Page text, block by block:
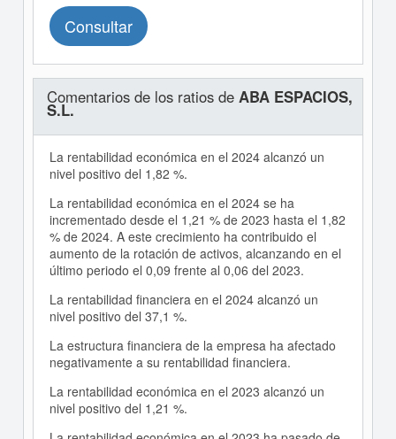
Consultar
Comentarios de los ratios de ABA ESPACIOS,
S.L.
La rentabilidad económica en el 2024 alcanzó un
nivel positivo del 1,82 %.
La rentabilidad económica en el 2024 se ha
incrementado desde el 1,21 % de 2023 hasta el 1,82
% de 2024. A este crecimiento ha contribuido el
aumento de la rotación de activos, alcanzando en el
último periodo el 0,09 frente al 0,06 del 2023.
La rentabilidad financiera en el 2024 alcanzó un
nivel positivo del 37,1 %.
La estructura financiera de la empresa ha afectado
negativamente a su rentabilidad financiera.
La rentabilidad económica en el 2023 alcanzó un
nivel positivo del 1,21 %.